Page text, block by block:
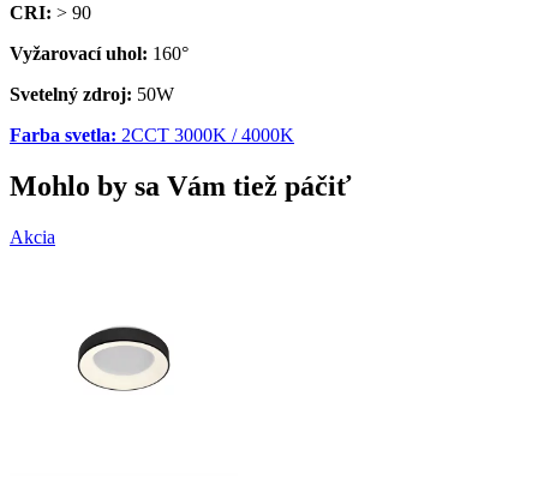
CRI: > 90
Vyžarovací uhol: 160°
Svetelný zdroj: 50W
Farba svetla: 2CCT 3000K / 4000K
Mohlo by sa Vám tiež páčiť
Akcia